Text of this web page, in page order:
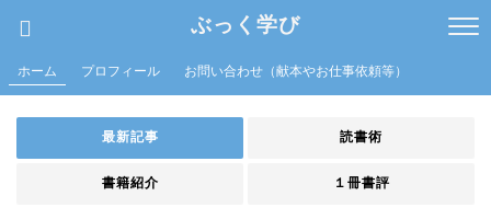
ぶっく学び
ホーム プロフィール お問い合わせ（献本やお仕事依頼等）
最新記事 読書術
書籍紹介 １冊書評